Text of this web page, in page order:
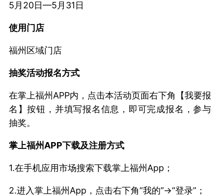
5月20日—5月31日
使用门店
福州区域门店
抽奖活动报名方式
在掌上福州APP内，点击本活动页面右下角【我要报
名】按钮，并填写报名信息，即可完成报名，参与
抽奖。
掌上福州APP下载及注册方式
1.在手机应用市场搜索下载掌上福州App；
2.进入掌上福州App，点击右下角“我的”→“登录”；